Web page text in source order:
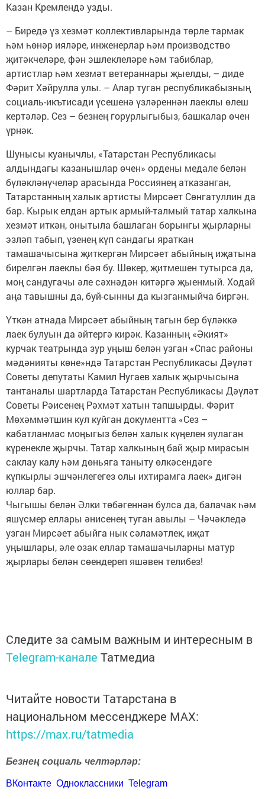
Казан Кремлендә узды.
– Биредә үз хезмәт коллективларында төрле тармак
һәм һөнәр ияләре, инженерлар һәм производство
җитәкчеләре, фән эшлеклеләре һәм табиблар,
артистлар һәм хезмәт ветераннары җыелды, – диде
Фәрит Хәйрулла улы. – Алар туган республикабызның
социаль-икътисади үсешенә үзләреннән лаеклы өлеш
кертәләр. Сез – безнең горурлыгыбыз, башкалар өчен
үрнәк.
Шунысы куанычлы, «Татарстан Республикасы
алдындагы казанышлар өчен» ордены медале белән
бүләкләнүчеләр арасында Россиянең атказанган,
Татарстанның халык артисты Мирсәет Сөнгатуллин да
бар. Кырык елдан артык армый-талмый татар халкына
хезмәт иткән, онытыла башлаган борынгы җырларны
эзләп табып, үзенең күп сандагы яраткан
тамашачысына җиткергән Мирсәет абыйның иҗатына
бирелгән лаеклы бәя бу. Шөкер, җитмешен тутырса да,
моң сандугачы әле сәхнәдән китәргә җыенмый. Ходай
аңа тавышны да, буй-сынны да кызганмыйча биргән.
Үткән атнада Мирсәет абыйның тагын бер бүләккә
лаек булуын да әйтергә кирәк. Казанның «Әкият»
курчак театрында зур уңыш белән узган «Спас районы
мәдәнияты көне»ндә Татарстан Республикасы Дәүләт
Советы депутаты Камил Нугаев халык җырчысына
тантаналы шартларда Татарстан Республикасы Дәүләт
Советы Рәисенең Рәхмәт хатын тапшырды. Фәрит
Мөхәммәтшин кул куйган документта «Сез –
кабатланмас моңыгыз белән халык күңелен яулаган
күренекле җырчы. Татар халкының бай җыр мирасын
саклау калу һәм дөньяга таныту өлкәсендәге
күпкырлы эшчәнлегегез олы ихтирамга лаек» дигән
юллар бар.
Чыгышы белән Әлки төбәгеннән булса да, балачак һәм
яшүсмер еллары әнисенең туган авылы – Чәчәкледә
узган Мирсәет абыйга нык сәламәтлек, иҗат
уңышлары, әле озак еллар тамашачыларны матур
җырлары белән сөендереп яшәвен телибез!
Следите за самым важным и интересным в
Telegram-канале Татмедиа
Читайте новости Татарстана в
национальном мессенджере MАХ:
https://max.ru/tatmedia
Безнең социаль челтәрләр:
ВКонтакте Одноклассники Telegram